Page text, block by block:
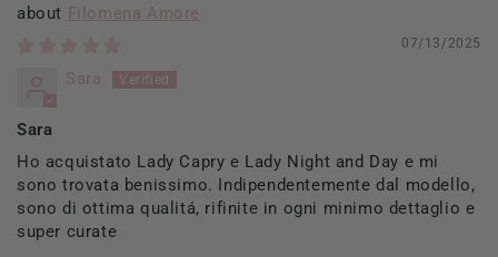
Filomena Amore
07/13/2025
Sara
Sara
Ho acquistato Lady Capry e Lady Night and Day e mi
sono trovata benissimo. Indipendentemente dal modello,
sono di ottima qualitá, rifinite in ogni minimo dettaglio e
super curate